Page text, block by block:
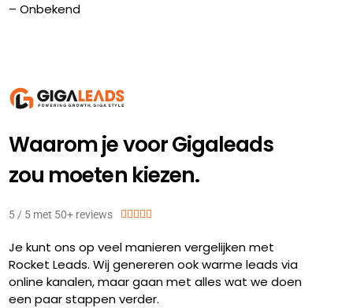
– Onbekend
Waarom je voor Gigaleads
zou moeten kiezen.
5 / 5 met 50+ reviews     
Je kunt ons op veel manieren vergelijken met
Rocket Leads.Wij genereren ook warme leads via
online kanalen, maar gaan met alles wat we doen
een paar stappen verder.